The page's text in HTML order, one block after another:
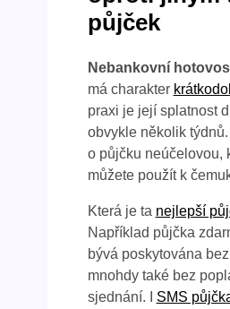
půjček
Nebankovní
má charakter
praxi je její splatnost
obvykle několik
o půjčku neúčelovou,
můžete použít k
Která je ta nejlepší
Například půjčka
bývá poskytována
mnohdy také bez
sjednání. I SMS